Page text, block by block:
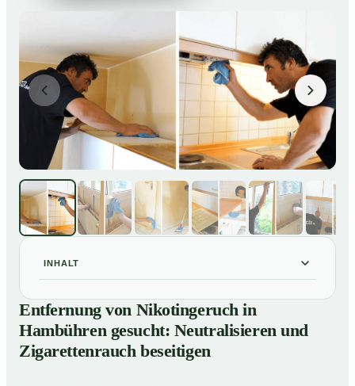
INHALT
01 Entfernung von Nikotingeruch in Hambühren gesucht:
Neutralisieren und Zigarettenrauch beseitigen
So entfernen wir Nikotingeruch in Hambühren
nachhaltig
Entfernung von Nikotingeruch in
Hambühren gesucht: Neutralisieren und
Zigarettenrauch beseitigen